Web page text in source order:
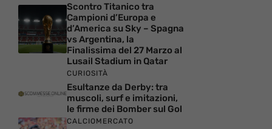
Scontro Titanico tra
Campioni d’Europa e
d’America su Sky – Spagna
vs Argentina, la
Finalissima del 27 Marzo al
Lusail Stadium in Qatar
CURIOSITÀ
Esultanze da Derby: tra
muscoli, surf e imitazioni,
le firme dei Bomber sul Gol
CALCIOMERCATO